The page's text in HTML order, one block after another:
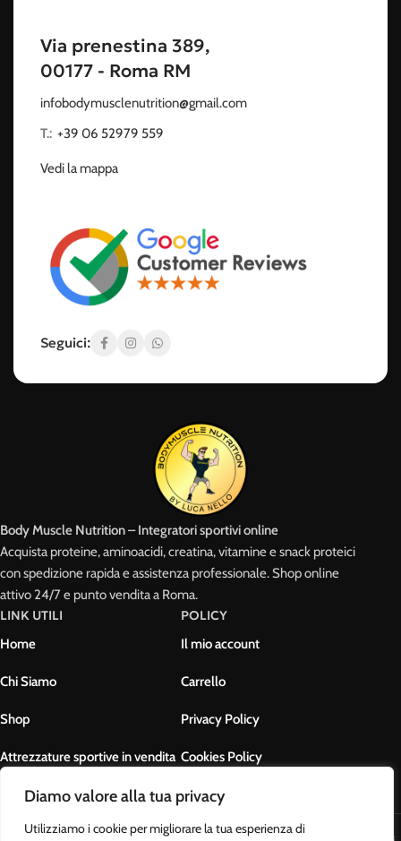
Diamo valore alla tua privacy
Utilizziamo i cookie per migliorare la tua esperienza di
Via prenestina 389,
00177 - Roma RM
infobodymusclenutrition@gmail.com
T.: +39 06 52979 559
Vedi la mappa
Seguici:
Body Muscle Nutrition – Integratori sportivi online
Acquista proteine, aminoacidi, creatina, vitamine e snack proteici
con spedizione rapida e assistenza professionale. Shop online
attivo 24/7 e punto vendita a Roma.
LINK UTILI
Home
Chi Siamo
Shop
Attrezzature sportive in vendita
Contatti
POLICY
Il mio account
Carrello
Privacy Policy
Cookies Policy
Termini e condizioni